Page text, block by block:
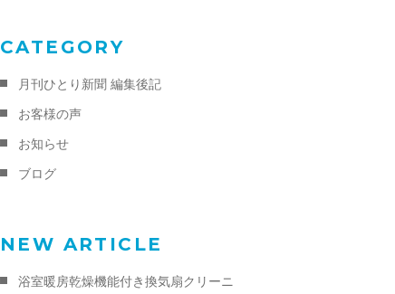
CATEGORY
月刊ひとり新聞 編集後記
お客様の声
お知らせ
ブログ
NEW ARTICLE
浴室暖房乾燥機能付き換気扇クリーニ